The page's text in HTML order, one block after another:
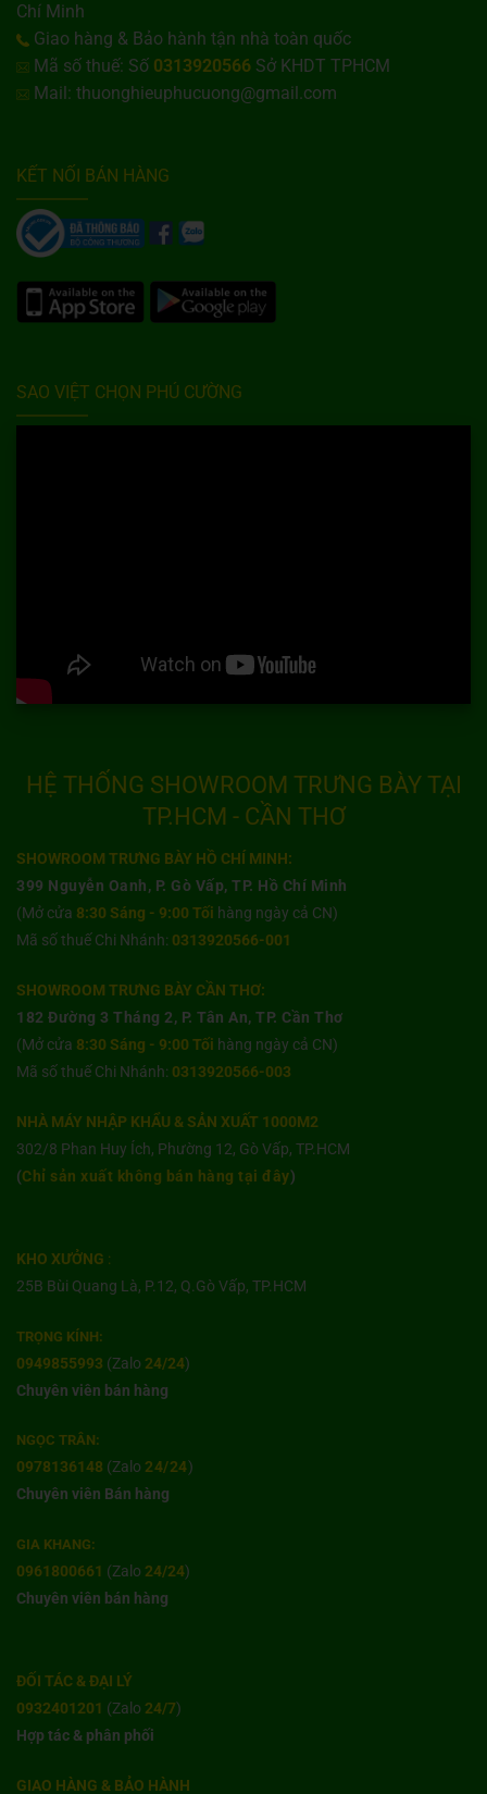
Chí Minh
Giao hàng & Bảo hành tận nhà toàn quốc
Mã số thuế: Số 0313920566 Sở KHDT TPHCM
Mail: thuonghieuphucuong@gmail.com
KẾT NỐI BÁN HÀNG
SAO VIỆT CHỌN PHÚ CƯỜNG
HỆ THỐNG SHOWROOM TRƯNG BÀY TẠI
TP.HCM - CẦN THƠ
SHOWROOM TRƯNG BÀY HỒ CHÍ MINH:
399 Nguyễn Oanh, P. Gò Vấp, TP. Hồ Chí Minh
(Mở cửa 8:30 Sáng - 9:00 Tối hàng ngày cả CN)
Mã số thuế Chi Nhánh: 0313920566-001
SHOWROOM TRƯNG BÀY CẦN THƠ:
182 Đường 3 Tháng 2, P. Tân An, TP. Cần Thơ
(Mở cửa 8:30 Sáng - 9:00 Tối hàng ngày cả CN)
Mã số thuế Chi Nhánh: 0313920566-003
NHÀ MÁY NHẬP KHẨU & SẢN XUẤT 1000M2
302/8 Phan Huy Ích, Phường 12, Gò Vấp, TP.HCM
(Chỉ sản xuất không bán hàng tại đây)
KHO XƯỞNG :
25B Bùi Quang Là, P.12, Q.Gò Vấp, TP.HCM
TRỌNG KÍNH:
0949855993 (Zalo 24/24)
Chuyên viên bán hàng
NGỌC TRÂN:
0978136148 (Zalo 24/24)
Chuyên viên Bán hàng
GIA KHANG:
0961800661 (Zalo 24/24)
Chuyên viên bán hàng
ĐỐI TÁC & ĐẠI LÝ
0932401201 (Zalo 24/7)
Hợp tác & phân phối
GIAO HÀNG & BẢO HÀNH